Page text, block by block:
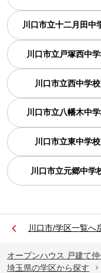
川口市立十二月田中
川口市立戸塚西中
川口市立西中学校
川口市立八幡木中
川口市立東中学校
川口市立元郷中学
川口市/学区一覧へ
オープンハウス 戸建て仲
埼玉県の学区から探す